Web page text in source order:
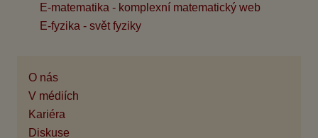
E-matematika - komplexní matematický web
E-fyzika - svět fyziky
O nás
V médiích
Kariéra
Diskuse